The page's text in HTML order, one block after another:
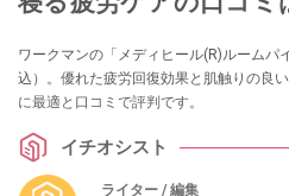
ワークマンの「メディヒール(R)ルームパ
込）。優れた疲労回復効果と肌触りの良
に最適と口コミで評判です。
イチオシスト
ライター / 編集